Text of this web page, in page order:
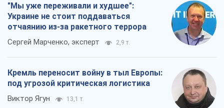
"Мы уже переживали и худшее":
Украине не стоит поддаваться
отчаянию из-за ракетного террора
Сергей Марченко, эксперт 2,9 т.
Кремль переносит войну в тыл Европы:
под угрозой критическая логистика
Виктор Ягун 13,1 т.